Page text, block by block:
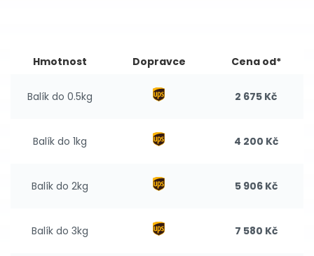
Hmotnost Dopravce Cena od*
Balík do 0.5kg 2 675 Kč
Balík do 1kg 4 200 Kč
Balík do 2kg 5 906 Kč
Balík do 3kg 7 580 Kč